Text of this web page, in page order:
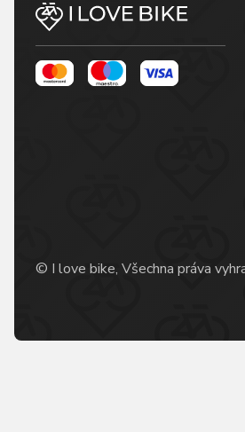
© I love bike, Všechna práva